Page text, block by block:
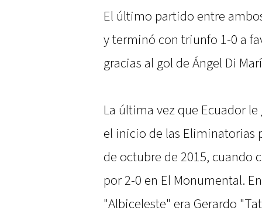
El último partido entre
y terminó con triunfo 1-0 a
gracias al gol de Ángel Di
La última vez que Ecuador
el inicio de las Eliminatorias
de octubre de 2015, cuando
por 2-0 en El Monumental.
"Albiceleste" era Gerardo